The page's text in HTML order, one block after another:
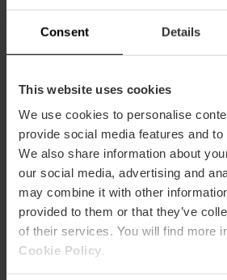
Consent Details
This website uses cookies
We use cookies to personalise
provide social media features and
We also share information about
our social media, advertising and
may combine it with other
provided to them or that they’ve
of their services. You will find more
Cookie Policy
CLIENTS
Com arribar